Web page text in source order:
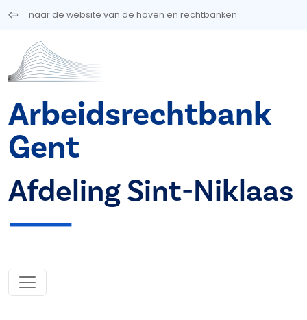
Overslaan en naar de inhoud gaan
naar de website van de hoven en rechtbanken
Arbeidsrechtbank
Gent
Afdeling Sint-Niklaas